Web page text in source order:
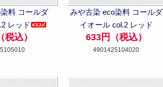
料 コールダ
レッド
税込）
みや古染 eco染料 コールダ
イオール col.2 レッド
633円（税込）
4901425104020